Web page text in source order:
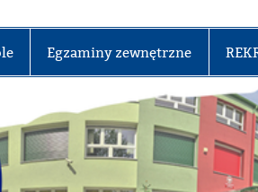
Egzaminy zewnętrzne